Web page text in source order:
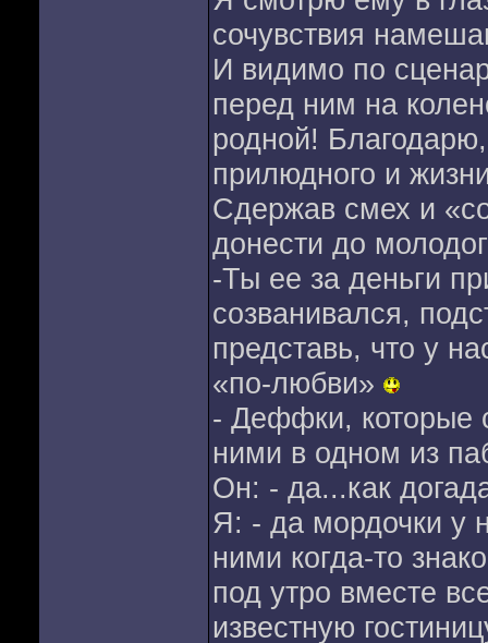
сочувствия
И видимо по
перед ним на
родной!
прилюдного и
Сдержав смех и
донести до
-Ты ее за деньги
созванивался,
представь, что у
«по-любви»
- Деффки, которые
ними в одном из
Он: - да...как
Я: - да мордочки у
ними когда-то
под утро вместе
известную